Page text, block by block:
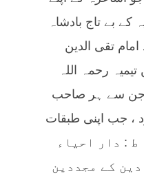
بے تاج بادشاہ
امام تقی الدین
رحمہ اللہ
جن سے ہر صاحب
، جب اپنی طبقات
الکبری (۳۱۸/۱، ط : دار احیاء
کے مجددین